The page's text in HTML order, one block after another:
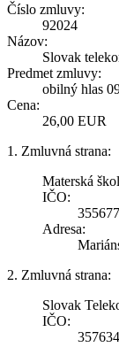
Číslo zmluvy:
92024
Názov:
Slovak
Predmet zmluvy:
obilný hlas
Cena:
26,00 EUR
1. Zmluvná strana:
Materská
IČO:
Adresa:
2. Zmluvná strana:
Slovak
IČO: